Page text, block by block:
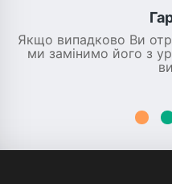
Якщо випадково Ви
ми замінимо його з